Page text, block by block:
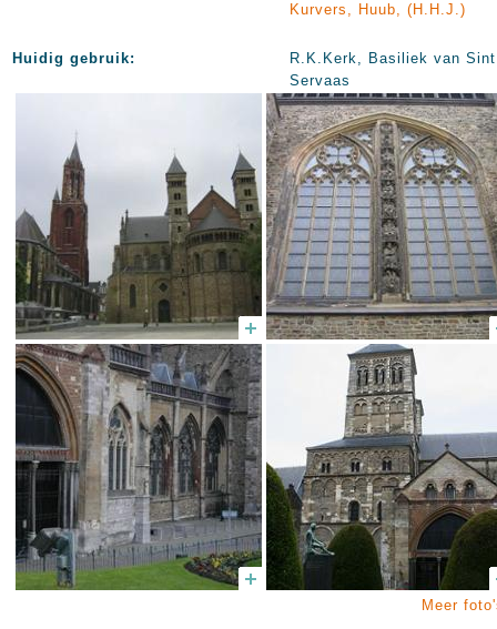
Kurvers, Huub, (H.H.J.)
Huidig gebruik:
R.K.Kerk, Basiliek van Sint
Servaas
Meer